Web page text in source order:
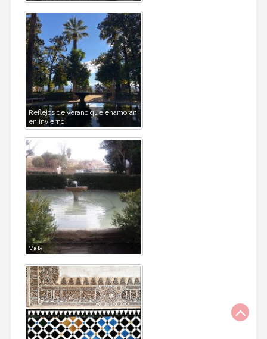
Reflejos de verano que enamoran
en invierno
Vida